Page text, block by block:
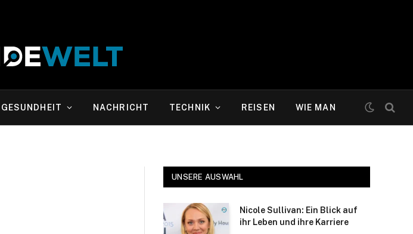
GESUNDHEIT NACHRICHT TECHNIK REISEN WIE MAN
UNSERE AUSWAHL
Nicole Sullivan: Ein Blick auf
ihr Leben und ihre Karriere